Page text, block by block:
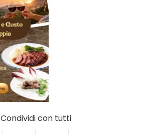
Condividi con tutti